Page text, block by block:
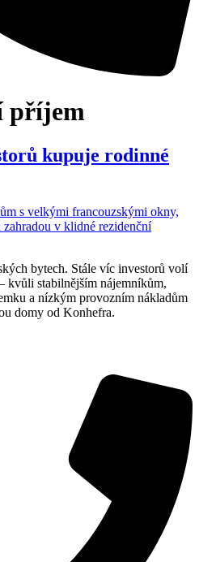
příjem
kupuje rodinné
bytech. Stále víc investorů volí
kvůli stabilnějším nájemníkům,
a nízkým provozním nákladům
domy od Konhefra.